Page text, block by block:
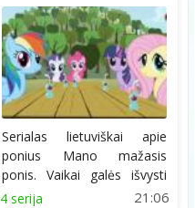
Serialas lietuviškai apie
ponius Mano mažasis
ponis. Vaikai galės išvysti
istorija apie...
4 serija 21:06